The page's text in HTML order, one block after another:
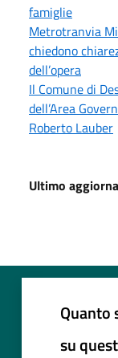
famiglie
Metrotranvia
chiedono
dell’opera
Il Comune di
dell’Area
Roberto Lauber
Ultimo
Quanto
su